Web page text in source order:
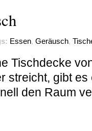
Essen, Geräusch,
Tischdecke
streicht, gibt
den Raum